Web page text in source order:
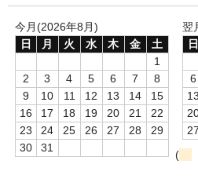
民芸品
会社情報
会社理念
沿革
今月(2026年8月)
日
月 火 水 木 金
土
1
2
3 4 5 6 7
8
9
10 11 12 13 14
15
16
17 18 19 20 21
22
23
24 25 26 27 28
29
30
31
翌
日
6
13
27
(